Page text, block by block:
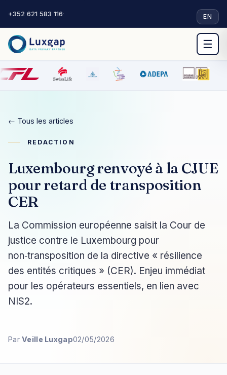
+352 621 583 116· EN
☰
← Tous les articles
REDACTION
Luxembourg renvoyé à la CJUE
pour retard de transposition
CER
La Commission européenne saisit la Cour de
justice contre le Luxembourg pour
non‑transposition de la directive « résilience
des entités critiques » (CER). Enjeu immédiat
pour les opérateurs essentiels, en lien avec
NIS2.
ParVeille Luxgap02/05/2026